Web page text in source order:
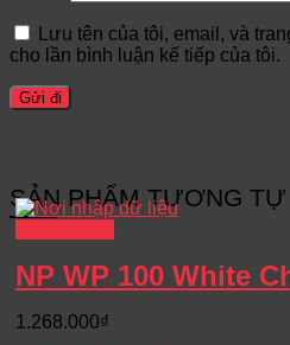
Lưu tên của tôi, email, và
cho lần bình luận kế tiếp của tôi.
SẢN PHẨM TƯƠNG TỰ
NP WP 100 White
1.268.000₫